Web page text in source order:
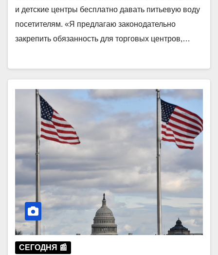
и детские центры бесплатно давать питьевую воду
посетителям. «Я предлагаю законодательно
закрепить обязанность для торговых центров,…
СЕГОДНЯ 📰